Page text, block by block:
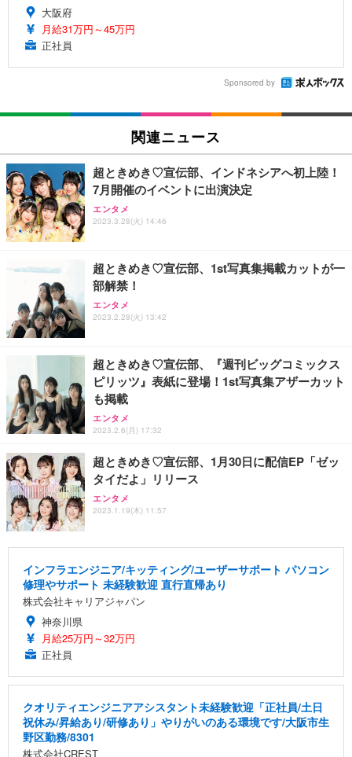
大阪府
月給31万円～45万円
正社員
Sponsored by
関連ニュース
超ときめき♡宣伝部、インドネシアへ初上陸！
7月開催のイベントに出演決定
エンタメ
2023.3.28(火) 14:46
超ときめき♡宣伝部、1st写真集掲載カットが一
部解禁！
エンタメ
2023.2.28(火) 13:42
超ときめき♡宣伝部、『週刊ビッグコミックス
ピリッツ』表紙に登場！1st写真集アザーカット
も掲載
エンタメ
2023.2.6(月) 17:32
超ときめき♡宣伝部、1月30日に配信EP「ゼッ
タイだよ」リリース
エンタメ
2023.1.19(木) 11:57
インフラエンジニア/キッティング/ユーザーサポート パソコン
修理やサポート 未経験歓迎 直行直帰あり
株式会社キャリアジャパン
神奈川県
月給25万円～32万円
正社員
クオリティエンジニアアシスタント未経験歓迎「正社員/土日
祝休み/昇給あり/研修あり」やりがいのある環境です/大阪市生
野区勤務/8301
株式会社CREST